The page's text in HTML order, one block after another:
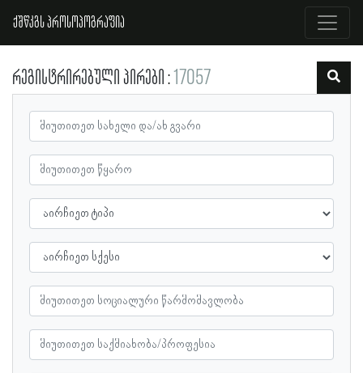
ქშწკგს პროსოპოგრაფია
რეგისტრირებული პირები 17057